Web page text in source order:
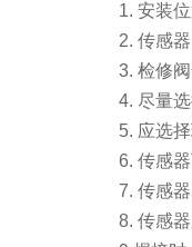
1. 安装
2. 传感
3. 检修
4. 尽量
5. 应选
6. 传感
7. 传感
8. 传感